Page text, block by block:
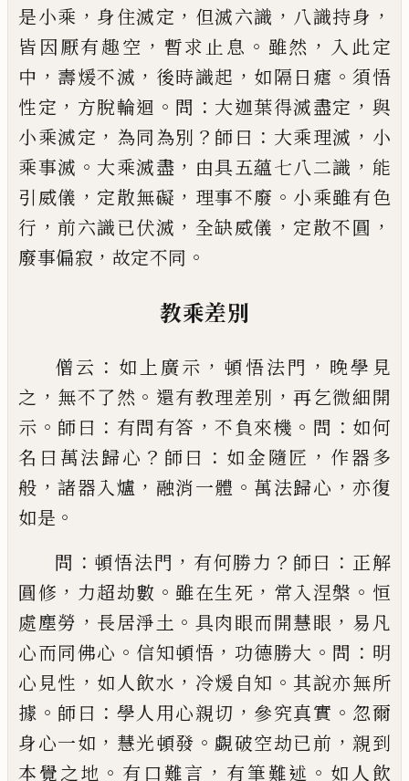
是小乘 ， 身住滅定 ， 但滅六識 ， 八識持身 ，
皆因厭有趣空 ， 暫求止息 。 雖然 ， 入此定
中 ， 壽煖不滅 ， 後時識起 ， 如隔日瘧 。 須悟
性定 ， 方脫輪迴 。 問 ： 大迦葉得滅盡定 ， 與
小乘滅定 ， 為同為別 ？ 師曰 ： 大乘理滅 ， 小
乘事滅 。 大乘滅盡 ， 由具五蘊七八二識 ， 能
引威儀 ， 定散無礙 ， 理事不廢 。 小乘雖有色
行 ，前六識已伏滅 ， 全缺威儀 ， 定散不圓 ，
廢事偏寂 ， 故定不同 。
教乘差別
僧云 ： 如上廣示 ， 頓悟法門 ， 晚學見
之 ， 無不了然 。 還有教理差別 ，再乞微細開
示 。 師曰 ： 有問有答 ，不負來機 。 問 ： 如何
名曰萬法歸心 ？ 師曰 ： 如金隨匠 ， 作器多
般 ，諸器入爐 ， 融消一體 。 萬法歸心 ，亦復
如是 。
問 ： 頓悟法門 ， 有何勝力 ？ 師曰 ： 正解
圓修 ， 力超劫數 。雖在生死 ， 常入涅槃 。 恒
處塵勞 ， 長居淨土 。 具肉眼而開慧眼 ， 易凡
心而同佛心 。 信知頓悟 ， 功德勝大 。 問 ： 明
心 見性 ， 如人飲水 ， 冷煖自知 。其說亦無所
據 。 師曰 ： 學人用心親切 ， 參究真實 。 忽爾
身心一如 ， 慧光頓發 。 覷破空劫已前 ，親到
本覺之地 。 有口難言 ， 有筆難述 。 如人飲